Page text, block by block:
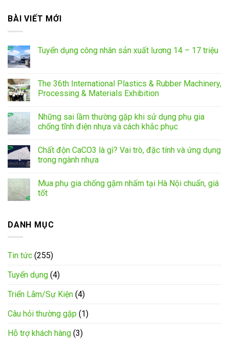
BÀI VIẾT MỚI
Tuyển dụng công nhân sản xuất lương 14 – 17 triệu
The 36th International Plastics & Rubber Machinery,
Processing & Materials Exhibition
Những sai lầm thường gặp khi sử dụng phụ gia
chống tĩnh điện nhựa và cách khắc phục
Chất độn CaCO3 là gì? Vai trò, đặc tính và ứng dụng
trong ngành nhựa
Mua phụ gia chống gặm nhấm tại Hà Nội chuẩn, giá
tốt
DANH MỤC
Tin tức (255)
Tuyển dụng (4)
Triển Lãm/Sự Kiện (4)
Câu hỏi thường gặp (1)
Hỗ trợ khách hàng (3)